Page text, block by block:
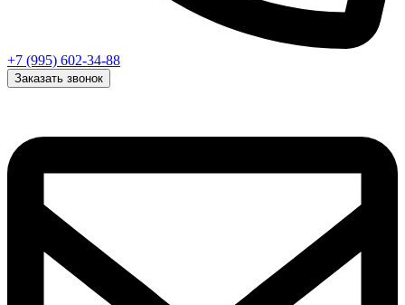
+7 (995) 602-34-88
Заказать звонок